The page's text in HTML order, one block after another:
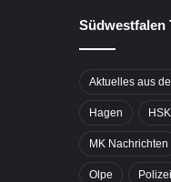
Südwestfalen
Aktuelles aus
Hagen HSK
MK Nachrichten
Olpe Polizei